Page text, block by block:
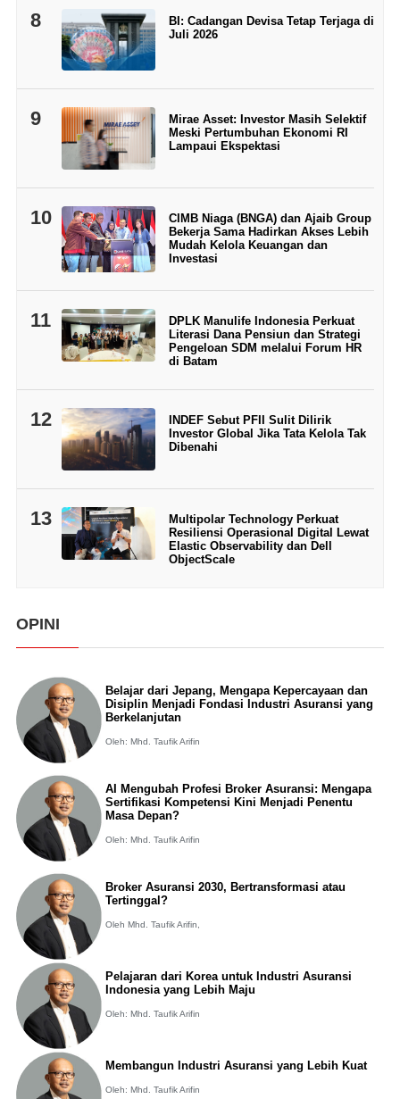
8
BI: Cadangan Devisa Tetap Terjaga di
Juli 2026
9
Mirae Asset: Investor Masih Selektif
Meski Pertumbuhan Ekonomi RI
Lampaui Ekspektasi
10
CIMB Niaga (BNGA) dan Ajaib Group
Bekerja Sama Hadirkan Akses Lebih
Mudah Kelola Keuangan dan
Investasi
11
DPLK Manulife Indonesia Perkuat
Literasi Dana Pensiun dan Strategi
Pengeloan SDM melalui Forum HR
di Batam
12
INDEF Sebut PFII Sulit Dilirik
Investor Global Jika Tata Kelola Tak
Dibenahi
13
Multipolar Technology Perkuat
Resiliensi Operasional Digital Lewat
Elastic Observability dan Dell
ObjectScale
OPINI
Belajar dari Jepang, Mengapa Kepercayaan dan
Disiplin Menjadi Fondasi Industri Asuransi yang
Berkelanjutan
Oleh: Mhd. Taufik Arifin
AI Mengubah Profesi Broker Asuransi: Mengapa
Sertifikasi Kompetensi Kini Menjadi Penentu
Masa Depan?
Oleh: Mhd. Taufik Arifin
Broker Asuransi 2030, Bertransformasi atau
Tertinggal?
Oleh Mhd. Taufik Arifin,
Pelajaran dari Korea untuk Industri Asuransi
Indonesia yang Lebih Maju
Oleh: Mhd. Taufik Arifin
Membangun Industri Asuransi yang Lebih Kuat
Oleh: Mhd. Taufik Arifin